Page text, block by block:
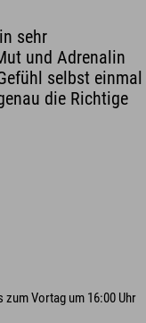
sehr
und Adrenalin
selbst einmal
die Richtige
Vortag um 16:00 Uhr